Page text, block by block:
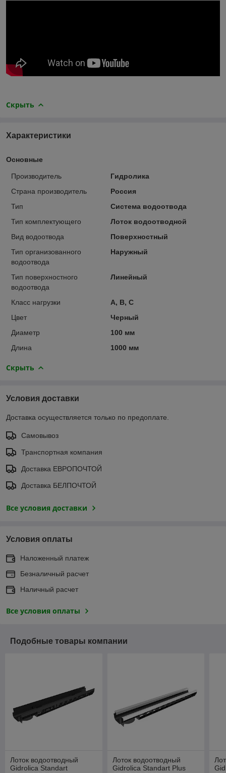
Скрыть
Характеристики
Основные
Производитель
Гидролика
Страна производитель
Россия
Тип
Система водоотвода
Тип комплектующего
Лоток водоотводной
Вид водоотвода
Поверхностный
Тип организованного
водоотвода
Наружный
Тип поверхностного
водоотвода
Линейный
Класс нагрузки
А, В, С
Цвет
Черный
Диаметр
100 мм
Длина
1000 мм
Скрыть
Условия доставки
Доставка осуществляется только по предоплате.
Самовывоз
Транспортная компания
Доставка ЕВРОПОЧТОЙ
Доставка БЕЛПОЧТОЙ
Все условия доставки
Условия оплаты
Наложенный платеж
Безналичный расчет
Наличный расчет
Все условия оплаты
Подобные товары компании
Лоток водоотводный
Gidrolica Standart
Лоток водоотводный
Gidrolica Standart Plus